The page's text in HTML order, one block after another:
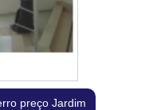
preço Jardim